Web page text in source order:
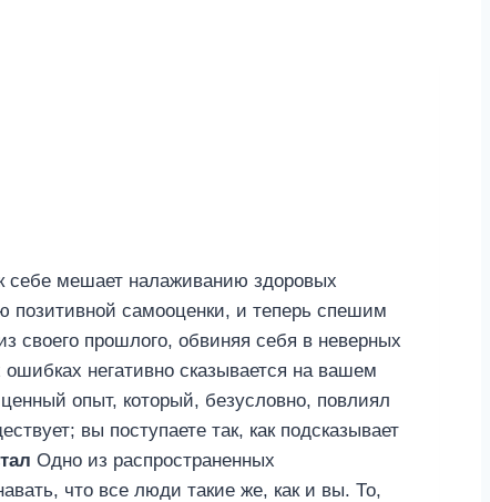
себе мешает налаживанию здоровых
самооценки, и теперь спешим
своего прошлого, обвиняя себя в неверных
негативно сказывается на вашем
опыт, который, безусловно, повлиял
вы поступаете так, как подсказывает
Одно из распространенных
что все люди такие же, как и вы. То,